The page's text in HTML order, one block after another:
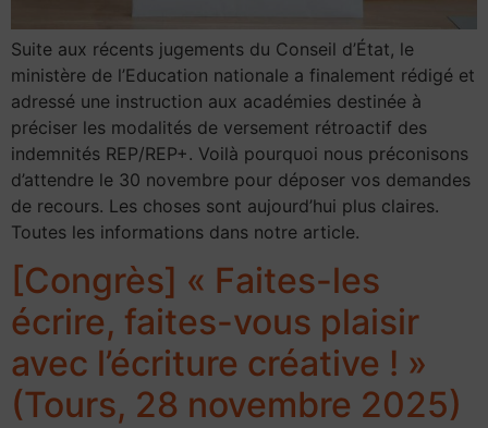
Suite aux récents jugements du Conseil d’État, le
ministère de l’Education nationale a finalement rédigé et
adressé une instruction aux académies destinée à
préciser les modalités de versement rétroactif des
indemnités REP/REP+. Voilà pourquoi nous préconisons
d’attendre le 30 novembre pour déposer vos demandes
de recours. Les choses sont aujourd’hui plus claires.
Toutes les informations dans notre article.
[Congrès] « Faites-les
écrire, faites-vous plaisir
avec l’écriture créative ! »
(Tours, 28 novembre 2025)